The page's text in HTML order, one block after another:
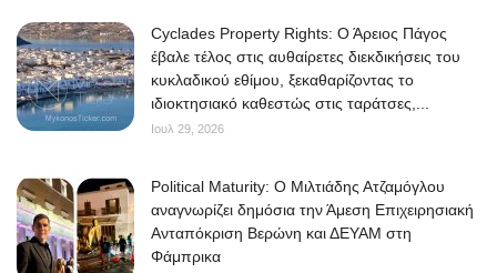
Cyclades Property Rights: Ο Άρειος Πάγος
έβαλε τέλος στις αυθαίρετες διεκδικήσεις του
κυκλαδικού εθίμου, ξεκαθαρίζοντας το
ιδιοκτησιακό καθεστώς στις ταράτσες,...
Ιουλ 29, 2026
Political Maturity: Ο Μιλτιάδης Ατζαμόγλου
αναγνωρίζει δημόσια την Άμεση Επιχειρησιακή
Ανταπόκριση Βερώνη και ΔΕΥΑΜ στη
Φάμπρικα